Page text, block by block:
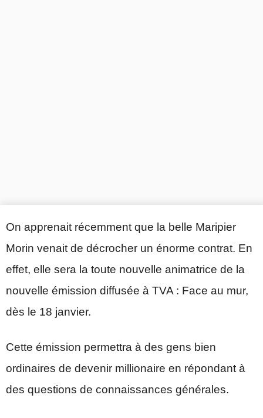
On apprenait récemment que la belle Maripier
Morin venait de décrocher un énorme contrat. En
effet, elle sera la toute nouvelle animatrice de la
nouvelle émission diffusée à TVA : Face au mur,
dès le 18 janvier.
Cette émission permettra à des gens bien
ordinaires de devenir millionaire en répondant à
des questions de connaissances générales.